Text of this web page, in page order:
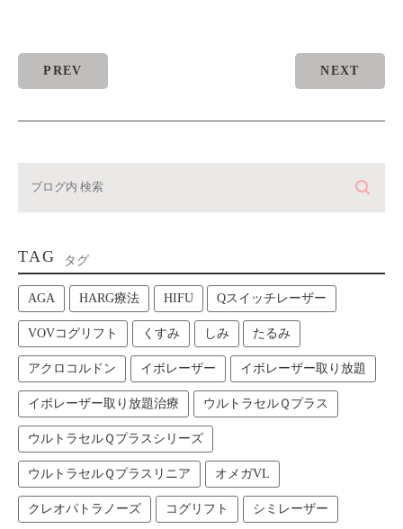
PREV NEXT
TAG タグ
AGA HARG療法 HIFU Qスイッチレーザー
VOVコグリフト くすみ しみ たるみ
アクロコルドン イボレーザー イボレーザー取り放題
イボレーザー取り放題治療 ウルトラセルＱプラス
ウルトラセルＱプラスシリーズ
ウルトラセルＱプラスリニア オメガVL
クレオパトラノーズ コグリフト シミレーザー